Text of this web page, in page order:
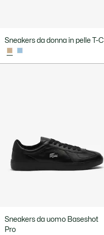
Sneakers da donna in pelle T-
Sneakers da uomo Baseshot
Pro